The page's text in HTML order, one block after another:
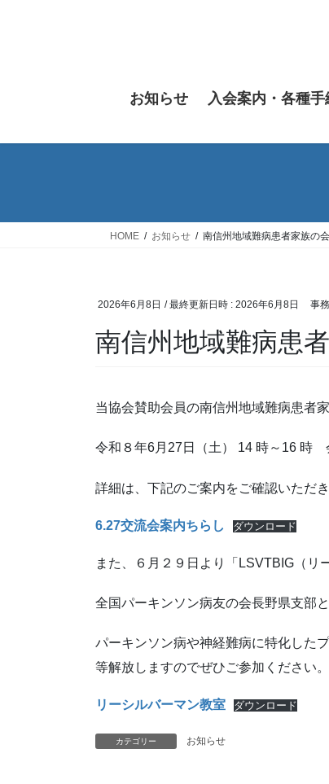
キ
に
お知らせ 入会案内・各種手
HOME お知らせ 南信州地域難病患者家族の
2026年6月8日 / 最終更新日時 : 2026年6月8日 事
南信州地域難病患
当協会賛助会員の南信州地域難病患者
令和８年6月27日（土） 14 時～16 時
詳細は、下記のご案内をご確認いただ
6.27交流会案内ちらし ダウンロード
また、６月２９日より「LSVTBIG（リ
全国パーキンソン病友の会長野県支部
パーキンソン病や神経難病に特化した
等解放しますのでぜひご参加ください。
リーシルバーマン教室 ダウンロード
カテゴリー お知らせ